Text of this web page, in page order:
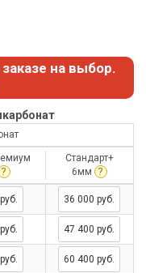
на выбор.
?
Стандарт+
6мм
?
36 000 руб.
47 400 руб.
60 400 руб.